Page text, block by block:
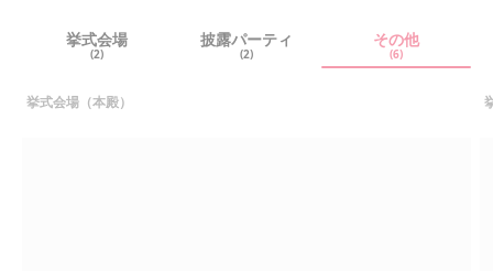
挙式会場
(2)
披露パーティ
(2)
その他
(6)
挙式会場（本殿）